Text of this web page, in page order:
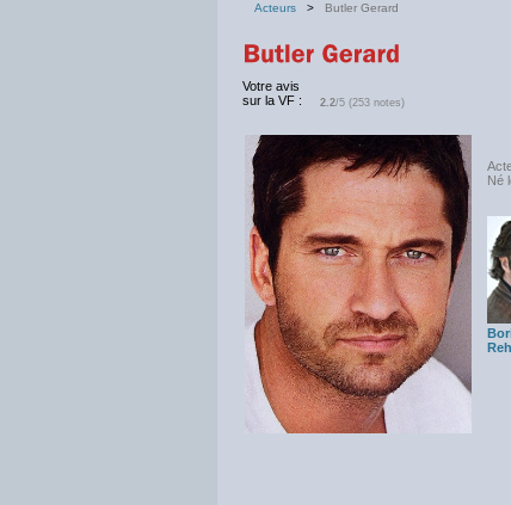
Acteurs > Butler Gerard
Votre avis
sur la VF :
2.2/5 (253 notes)
Né